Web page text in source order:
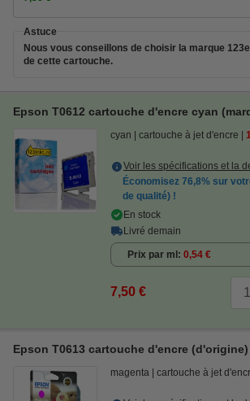
Astuce
Nous vous conseillons de choisir la marque
de cette cartouche.
Epson T0612 cartouche d'encre cyan
cyan cartouche à jet d'encre
Voir les spécifications et la
Économisez 76,8% sur
de qualité) !
En stock
Livré demain
Prix par ml 0,54 €
7,50 €
Epson T0613 cartouche d'encre
magenta cartouche à jet